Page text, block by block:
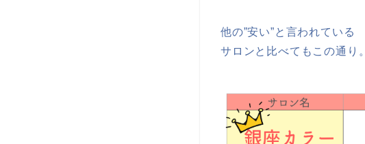
他の”安い”と言われている
サロンと比べてもこの通り。